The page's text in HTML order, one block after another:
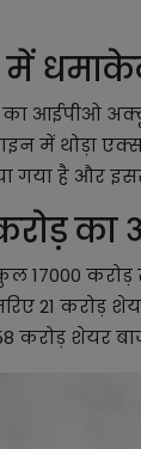
का आईपीओ
में थोड़ा
गया है और
17000 करोड़
21 करोड़
करोड़ शेयर